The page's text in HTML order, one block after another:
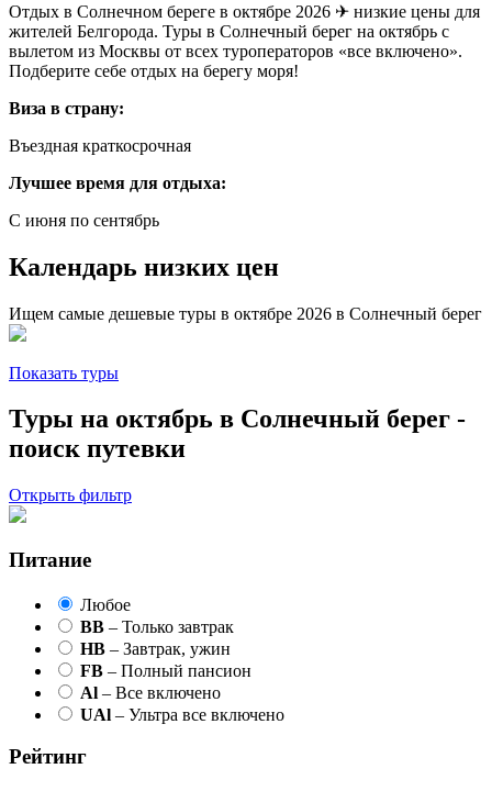
Отдых в Солнечном береге в октябре 2026 ✈ низкие цены для
жителей Белгорода. Туры в Солнечный берег на октябрь с
вылетом из Москвы от всех туроператоров «все включено».
Подберите себе отдых на берегу моря!
Виза в страну:
Въездная краткосрочная
Лучшее время для отдыха:
С июня по сентябрь
Календарь низких цен
Ищем самые дешевые туры в октябре 2026 в Солнечный берег
Показать туры
Туры на октябрь в Солнечный берег -
поиск путевки
Открыть фильтр
Питание
Любое
BB – Только завтрак
HB – Завтрак, ужин
FB – Полный пансион
Al – Все включено
UAl – Ультра все включено
Рейтинг